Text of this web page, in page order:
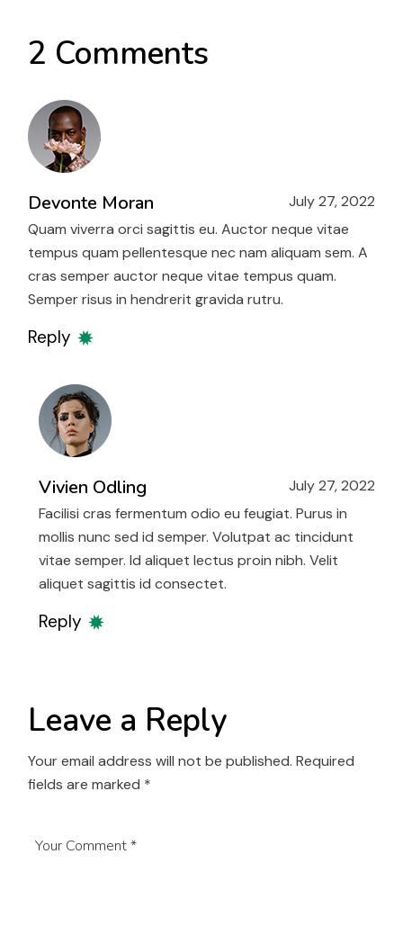
2 Comments
Devonte Moran
July 27, 2022
Quam viverra orci sagittis eu. Auctor neque vitae
tempus quam pellentesque nec nam aliquam sem. A
cras semper auctor neque vitae tempus quam.
Semper risus in hendrerit gravida rutru.
Reply
Vivien Odling
July 27, 2022
Facilisi cras fermentum odio eu feugiat. Purus in
mollis nunc sed id semper. Volutpat ac tincidunt
vitae semper. Id aliquet lectus proin nibh. Velit
aliquet sagittis id consectet.
Reply
Leave a Reply
Your email address will not be published. Required
fields are marked *